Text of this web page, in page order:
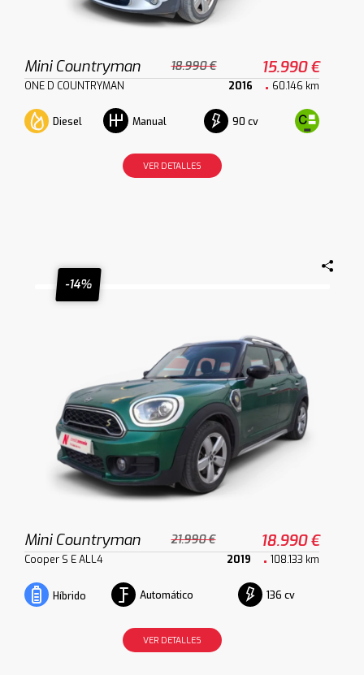
Mini Countryman 18.990 € 15.990 €
ONE D COUNTRYMAN 2016 60.146 km
Diesel Manual 90 cv
VER DETALLES
-14%
Mini Countryman 21.990 € 18.990 €
Cooper S E ALL4 2019 108.133 km
Híbrido Automático 136 cv
VER DETALLES